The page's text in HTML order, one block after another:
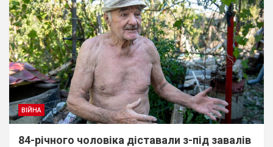
ВІЙНА
84-річного чоловіка діставали з-під завалів